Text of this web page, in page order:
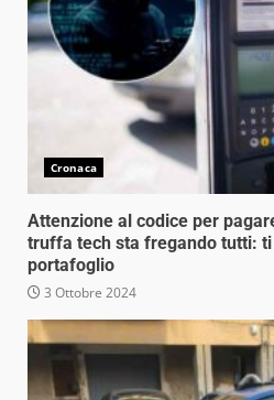
Cronaca
Attenzione al codice per
truffa tech sta fregando tutti:
portafoglio
3 Ottobre 2024